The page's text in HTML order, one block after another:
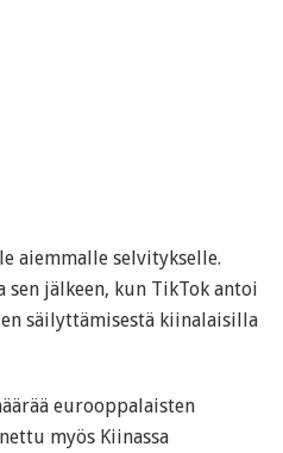
aiemmalle selvitykselle.
jälkeen, kun TikTok antoi
säilyttämisestä kiinalaisilla
eurooppalaisten
myös Kiinassa